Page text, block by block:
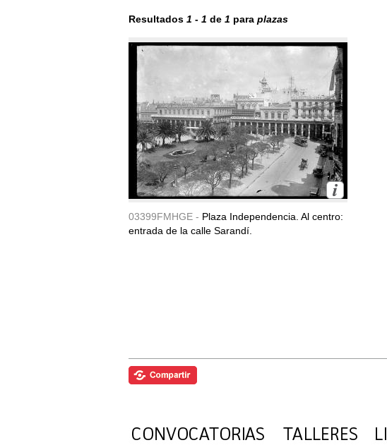
Resultados 1 - 1 de 1 para plazas
03399FMHGE - Plaza Independencia. Al centro:
entrada de la calle Sarandí.